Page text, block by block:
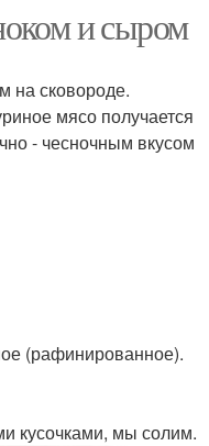
и сыром
на сковороде.
мясо получается
- чесночным вкусом
(рафинированное).
кусочками, мы солим.